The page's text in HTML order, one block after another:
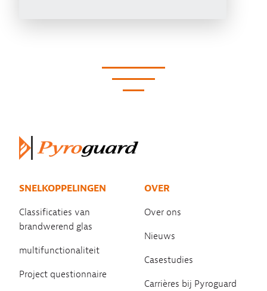
SNELKOPPELINGEN
Classificaties van
brandwerend glas
multifunctionaliteit
Project questionnaire
OVER
Over ons
Nieuws
Casestudies
Carrières bij Pyroguard